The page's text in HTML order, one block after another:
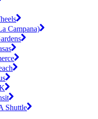
Campana)
Shuttle